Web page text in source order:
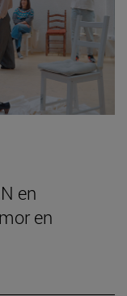
en
en